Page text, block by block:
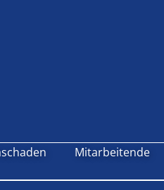
Mitarbeitende